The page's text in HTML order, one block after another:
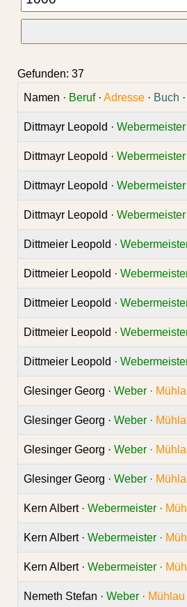
Gefunden: 37
Namen · Beruf· Adresse · Buch
Dittmayr Leopold · Webermeister
Dittmayr Leopold · Webermeister
Dittmayr Leopold · Webermeister
Dittmayr Leopold · Webermeister
Dittmeier Leopold ·
Dittmeier Leopold ·
Dittmeier Leopold ·
Dittmeier Leopold ·
Dittmeier Leopold ·
Glesinger Georg · Weber ·
Glesinger Georg · Weber ·
Glesinger Georg · Weber ·
Glesinger Georg · Weber ·
Kern Albert · Webermeister ·
Kern Albert · Webermeister ·
Kern Albert · Webermeister ·
Nemeth Stefan · Weber · Mühlau